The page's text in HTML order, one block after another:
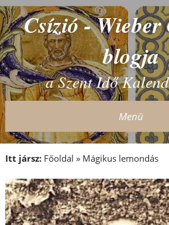
Csízió -
blogja
a Szent Idő
Menü
Itt jársz: Főoldal » Mágikus lemondás